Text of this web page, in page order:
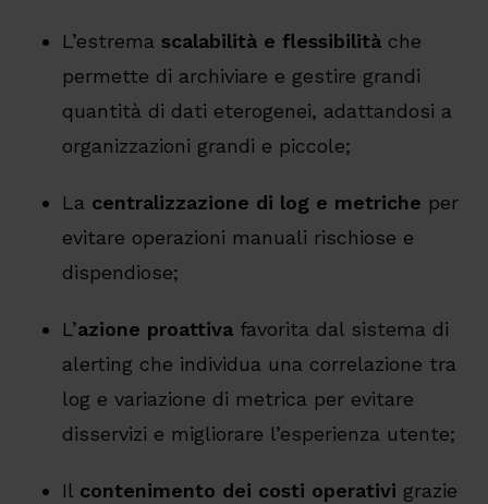
L’estrema scalabilità e flessibilitàche
permette di archiviare e gestire grandi
quantità di dati eterogenei, adattandosi a
organizzazioni grandi e piccole;
La centralizzazione di log e metriche per
evitare operazioni manuali rischiose e
dispendiose;
L’azione proattivafavorita dal sistema di
alerting che individua una correlazione tra
log e variazione di metrica per evitare
disservizi e migliorare l’esperienza utente;
Il contenimento dei costi operativi grazie